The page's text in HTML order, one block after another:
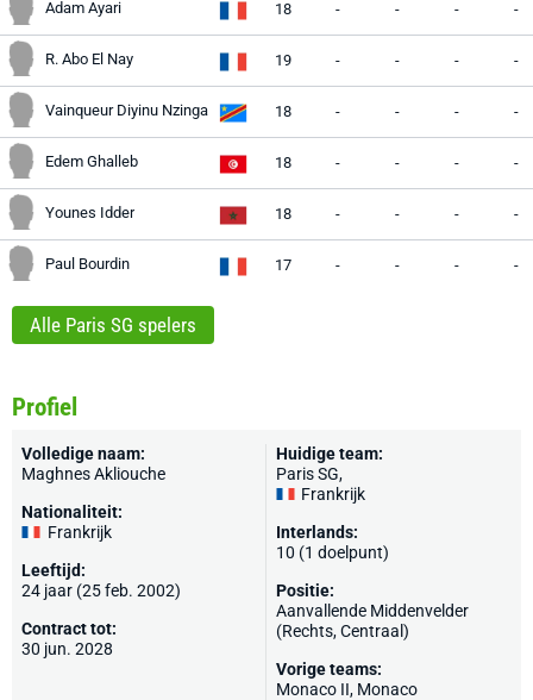
Adam Ayari 18 - - - -
R. Abo El Nay 19 - - - -
Vainqueur Diyinu Nzinga 18 - - - -
Edem Ghalleb 18 - - - -
Younes Idder 18 - - - -
Paul Bourdin 17 - - - -
Alle Paris SG spelers
Profiel
Volledige naam:
Maghnes Akliouche
Nationaliteit:
Frankrijk
Leeftijd:
24 jaar (25 feb. 2002)
Contract tot:
30 jun. 2028
Huidige team:
Paris SG,
Frankrijk
Interlands:
10 (1 doelpunt)
Positie:
Aanvallende Middenvelder
(Rechts, Centraal)
Vorige teams:
Monaco II, Monaco